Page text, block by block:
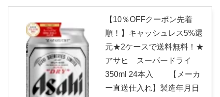
【10％OFFクーポン先着
順！】キャッシュレス5%還
元★2ケースで送料無料！★
アサヒ スーパードライ
350ml 24本入 【メーカ
ー直送仕入れ】製造年月日